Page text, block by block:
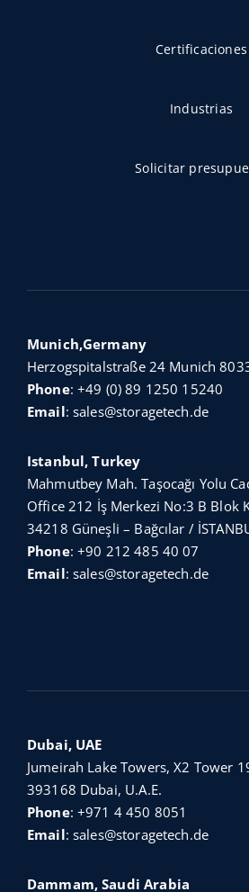
Certificaciones
Industrias
Solicitar
Munich,Germany
Herzogspitalstraße 24 Munich
Phone:+49 (0) 89 1250 15240
Email:sales@storagetech.de
Istanbul, Turkey
Mahmutbey Mah. Taşocağı Yolu
Office 212 İş Merkezi No:3 B Blok
34218 Güneşli – Bağcılar /
Phone:+90 212 485 40 07
Email:sales@storagetech.de
Dubai, UAE
Jumeirah Lake Towers, X2 Tower
393168 Dubai, U.A.E.
Phone:+971 4 450 8051
Email:sales@storagetech.de
Dammam, Saudi Arabia